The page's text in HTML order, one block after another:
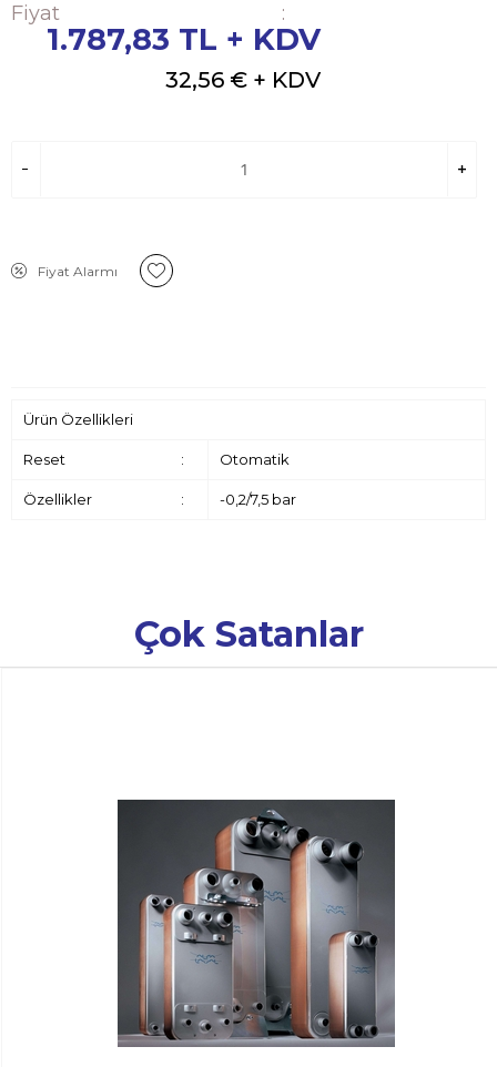
Fiyat :
1.787,83 TL + KDV
32,56 €+ KDV
Fiyat Alarmı
Ürün Özellikleri
Reset : Otomatik
Özellikler : -0,2/7,5 bar
Çok Satanlar